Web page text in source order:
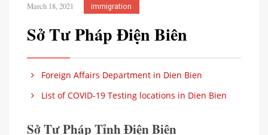
March 18, 2021 immigration
Sở Tư Pháp Điện Biên
Foreign Affairs Department in Dien Bien
List of COVID-19 Testing locations in Dien Bien
Sở Tư Pháp Tỉnh Điện Biên